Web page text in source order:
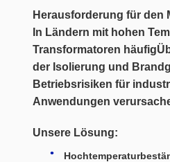
Herausforderung für den
In Ländern mit hohen
Transformatoren häufig
der Isolierung und
Betriebsrisiken für
Anwendungen
Unsere Lösung: